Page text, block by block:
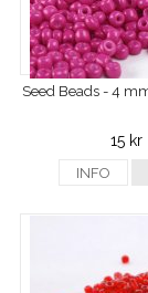
Seed Beads - 4
15 kr
INFO